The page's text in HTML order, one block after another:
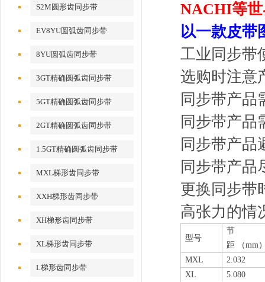
S2M圆形齿同步带
EV8YU圆弧齿同步带
8YU圆弧齿同步带
3GT精确圆弧齿同步带
5GT精确圆弧齿同步带
2GT精确圆弧齿同步带
1.5GT精确圆弧齿同步带
MXL梯形齿同步带
XXH梯形齿同步带
XH梯形齿同步带
XL梯形齿同步带
L梯形齿同步带
NACHI等世
以一款皮带
工业同步带
选购时注意
同步带产品
同步带产品
同步带产品
同步带产品
更换同步带
高张力的情
型号
节
距
（mm
MXL
2.032
XL
5.080